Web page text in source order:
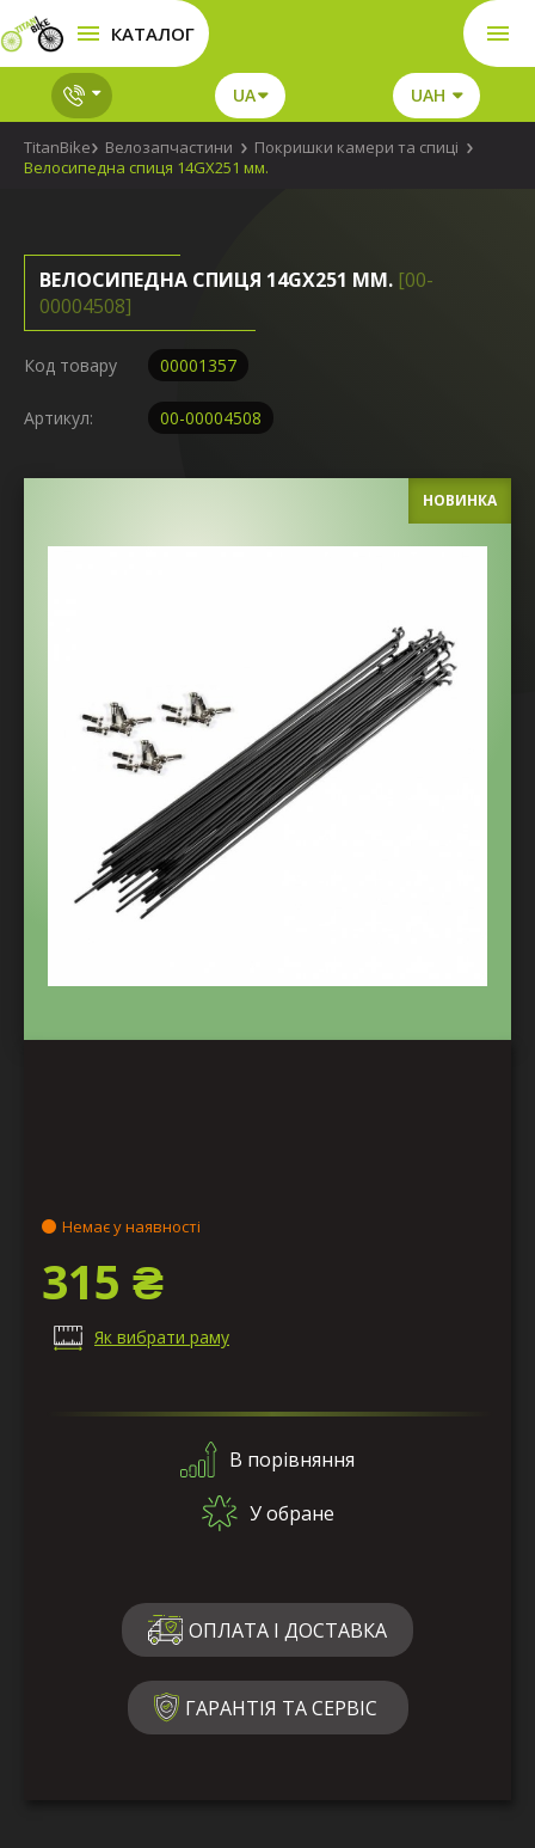
КАТАЛОГ
UA UAH
TitanBike Велозапчастини
Покришки камери та спиці
Велосипедна спиця 14GX251 мм.
ВЕЛОСИПЕДНА СПИЦЯ 14GX251 ММ. [00-
00004508]
Код товару 00001357
Артикул: 00-00004508
НОВИНКА
Немає у наявності
315 ₴
Як вибрати раму
В порівняння
У обране
ОПЛАТА І ДОСТАВКА
ГАРАНТІЯ ТА СЕРВІС